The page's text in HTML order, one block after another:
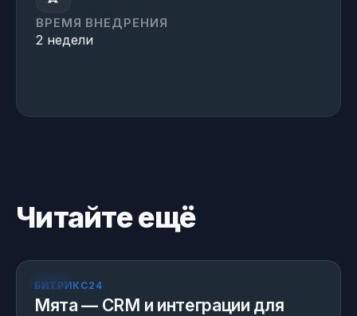
ВРЕМЯ ВНЕДРЕНИЯ
2 недели
Читайте ещё
КЕЙС
БИТРИКС24
Мята — CRM и интеграции для